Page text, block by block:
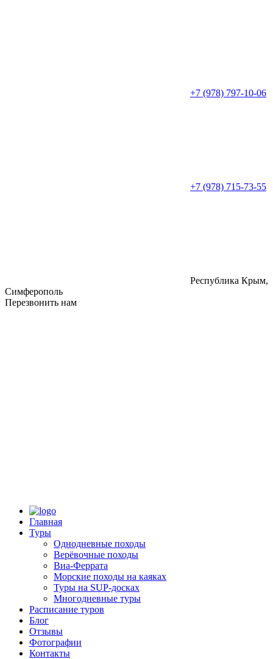
+7 (978) 797-10-06
+7 (978) 715-73-55
Республика Крым,
Симферополь
Перезвонить нам
Главная
Туры
Однодневные походы
Верёвочные походы
Виа-Феррата
Морские походы на каяках
Туры на SUP-досках
Многодневные туры
Расписание туров
Блог
Отзывы
Фотографии
Контакты